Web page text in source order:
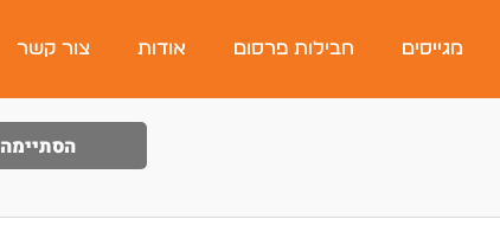
מגייסים חבילות פרסום אודות צור קשר
הסתיימה